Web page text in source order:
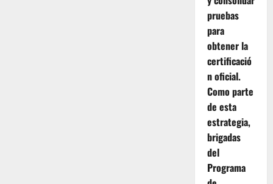
pruebas
para
obtener la
certificació
n oficial.
Como parte
de esta
estrategia,
brigadas
del
Programa